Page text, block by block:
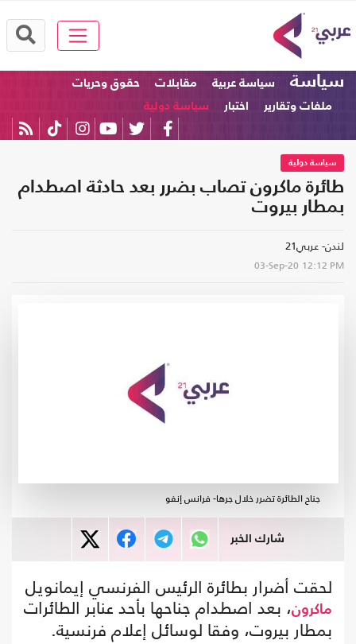
سياسة سياسة عربية مقابلات
حقوق وحريات
ملفات وتقارير
اختبار سياسة دولية
سياسة دولية
طائرة ماكرون تصاب بضرر بعد حادثة اصطدام
بمطار بيروت
لندن- عربي21
03-Sep-20 12:12 PM
جناح الطائرة تضرر خلال جرها- فرانس إنفو
شارك الخبر
لحقت أضرار بطائرة الرئيس الفرنسي إيمانويل
ماكرون، بعد اصطدام جناحها بأحد عنابر الطائرات
بمطار بيروت، وفقا لوسائل إعلام فرنسية.